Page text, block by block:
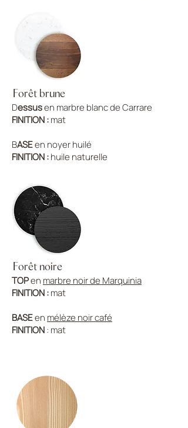
Forêt brune
Dessusen marbre blanc de Carrare
FINITION :mat
BASEen noyer huilé
FINITION :huile naturelle
Forêt noire
TOPen marbre noir de Marquinia
FINITION :mat
BASEen mélèze noir café
FINITION: mat